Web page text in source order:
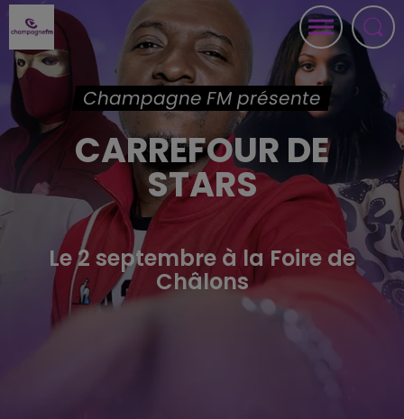
Champagne FM présente
CARREFOUR DE
STARS
Le 2 septembre à la Foire de
Châlons